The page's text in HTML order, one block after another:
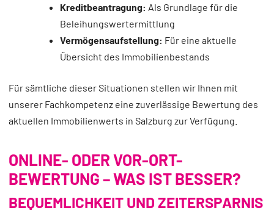
Kreditbeantragung: Als Grundlage für die
Beleihungswertermittlung
Vermögensaufstellung: Für eine aktuelle
Übersicht des Immobilienbestands
Für sämtliche dieser Situationen stellen wir Ihnen mit
unserer Fachkompetenz eine zuverlässige Bewertung des
aktuellen Immobilienwerts in Salzburg zur Verfügung.
ONLINE- ODER VOR-ORT-
BEWERTUNG – WAS IST BESSER?
BEQUEMLICHKEIT UND ZEITERSPARNIS